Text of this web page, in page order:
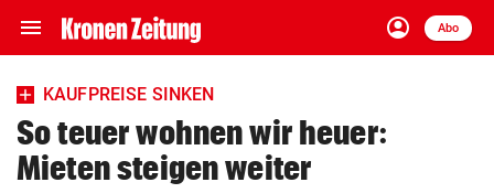
menu Navigation
ein-/ausklappen
account_circle
Anmelden
Abo
close Schließen
account_circle Anmelden
KAUFPREISE SINKEN
So teuer wohnen wir heuer:
Mieten steigen weiter